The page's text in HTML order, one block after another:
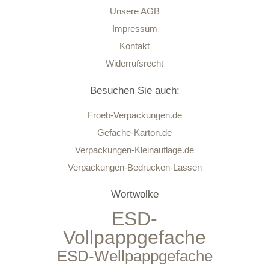
Unsere AGB
Impressum
Kontakt
Widerrufsrecht
Besuchen Sie auch:
Froeb-Verpackungen.de
Gefache-Karton.de
Verpackungen-Kleinauflage.de
Verpackungen-Bedrucken-Lassen
Wortwolke
ESD-
Vollpappgefache
ESD-Wellpappgefache